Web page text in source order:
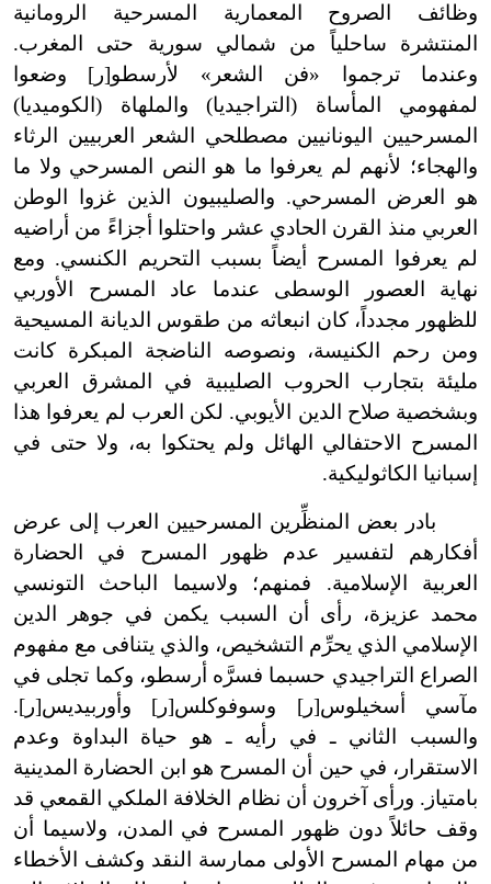
وظائف الصروح المعمارية المسرحية الرومانية
المنتشرة ساحلياً من شمالي سورية حتى المغرب.
وعندما ترجموا «فن الشعر» لأرسطو[ر] وضعوا
لمفهومي المأساة (التراجيديا) والملهاة (الكوميديا)
المسرحيين اليونانيين مصطلحي الشعر العربيين الرثاء
والهجاء؛ لأنهم لم يعرفوا ما هو النص المسرحي ولا ما
هو العرض المسرحي. والصليبيون الذين غزوا الوطن
العربي منذ القرن الحادي عشر واحتلوا أجزاءً من أراضيه
لم يعرفوا المسرح أيضاً بسبب التحريم الكنسي. ومع
نهاية العصور الوسطى عندما عاد المسرح الأوربي
للظهور مجدداً، كان انبعاثه من طقوس الديانة المسيحية
ومن رحم الكنيسة، ونصوصه الناضجة المبكرة كانت
مليئة بتجارب الحروب الصليبية في المشرق العربي
وبشخصية صلاح الدين الأيوبي. لكن العرب لم يعرفوا هذا
المسرح الاحتفالي الهائل ولم يحتكوا به، ولا حتى في
إسبانيا الكاثوليكية.
بادر بعض المنظِّرين المسرحيين العرب إلى عرض
أفكارهم لتفسير عدم ظهور المسرح في الحضارة
العربية الإسلامية. فمنهم؛ ولاسيما الباحث التونسي
محمد عزيزة، رأى أن السبب يكمن في جوهر الدين
الإسلامي الذي يحرِّم التشخيص، والذي يتنافى مع مفهوم
الصراع التراجيدي حسبما فسرَّه أرسطو، وكما تجلى في
مآسي أسخيلوس[ر] وسوفوكلس[ر] وأوربيديس[ر].
والسبب الثاني ـ في رأيه ـ هو حياة البداوة وعدم
الاستقرار، في حين أن المسرح هو ابن الحضارة المدينية
بامتياز. ورأى آخرون أن نظام الخلافة الملكي القمعي قد
وقف حائلاً دون ظهور المسرح في المدن، ولاسيما أن
من مهام المسرح الأولى ممارسة النقد وكشف الأخطاء